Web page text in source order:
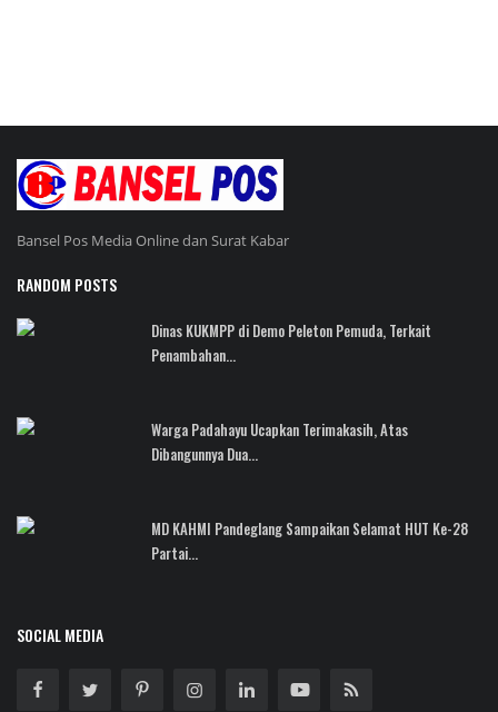
Bansel Pos Media Online dan Surat Kabar
RANDOM POSTS
Dinas KUKMPP di Demo Peleton Pemuda, Terkait
Penambahan...
Warga Padahayu Ucapkan Terimakasih, Atas
Dibangunnya Dua...
MD KAHMI Pandeglang Sampaikan Selamat HUT Ke-28
Partai...
SOCIAL MEDIA